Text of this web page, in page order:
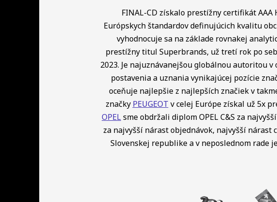
FINAL-CD získalo prestížny certifikát
Európskych štandardov definujúcich kvalitu
vyhodnocuje sa na základe rovnakej
prestížny titul Superbrands, už tretí rok po
2023. Je najuznávanejšou globálnou autoritou
postavenia a uznania vynikajúcej pozície
oceňuje najlepšie z najlepších značiek v
značky PEUGEOT v celej Európe získal už 5x
OPELsme obdržali diplom OPEL C&S za
za najvyšší nárast objednávok, najvyšší nárast
Slovenskej republike a v neposlednom rade